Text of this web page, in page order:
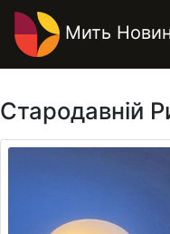
Мить Новин
Стародавній